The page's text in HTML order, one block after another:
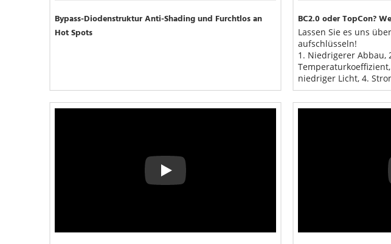
Bypass-Diodenstruktur Anti-Shading und Furchtlos an
Hot Spots
BC2.0 oder TopCon?
Lassen Sie es uns
aufschlüsseln!
1. Niedrigerer Abbau,
niedriger Licht, 4.
Play